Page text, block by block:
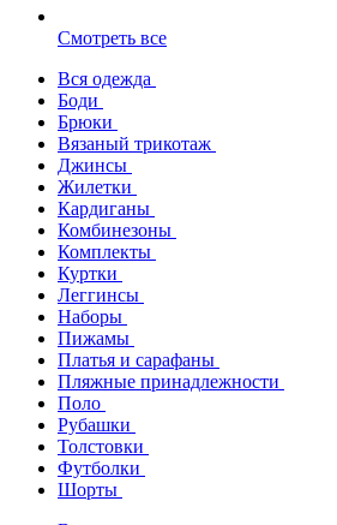
Смотреть все
Вся одежда
Боди
Брюки
Вязаный трикотаж
Джинсы
Жилетки
Кардиганы
Комбинезоны
Комплекты
Куртки
Леггинсы
Наборы
Пижамы
Платья и сарафаны
Пляжные принадлежности
Поло
Рубашки
Толстовки
Футболки
Шорты